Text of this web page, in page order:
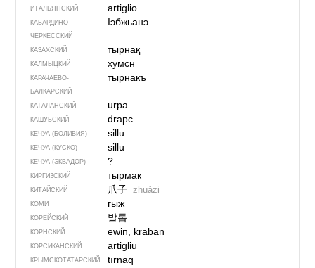
ИТАЛЬЯНСКИЙ artiglio
КАБАРДИНО-
ЧЕРКЕССКИЙ
Iэбжьанэ
КАЗАХСКИЙ тырнақ
КАЛМЫЦКИЙ хумсн
КАРАЧАЕВО-
БАЛКАРСКИЙ
тырнакъ
КАТАЛАНСКИЙ urpa
КАШУБСКИЙ drapc
КЕЧУА (БОЛИВИЯ) sillu
КЕЧУА (КУСКО) sillu
КЕЧУА (ЭКВАДОР) ?
КИРГИЗСКИЙ тырмак
КИТАЙСКИЙ 爪子 zhuǎzi
КОМИ гыж
КОРЕЙСКИЙ 발톱
КОРНСКИЙ ewin, kraban
КОРСИКАНСКИЙ artigliu
КРЫМСКО­ТАТАРСКИЙ tırnaq